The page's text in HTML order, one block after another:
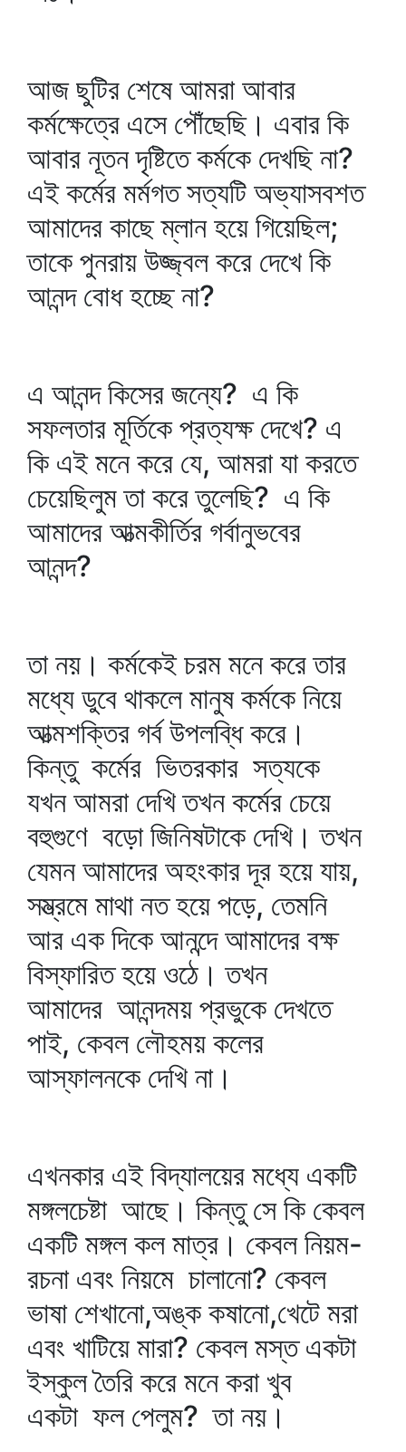
আজ ছুটির শেষে আমরা আবার
কর্মক্ষেত্রে এসে পৌঁছেছি। এবার কি
আবার নূতন দৃষ্টিতে কর্মকে দেখছি না?
এই কর্মের মর্মগত সত্যটি অভ্যাসবশত
আমাদের কাছে ম্লান হয়ে গিয়েছিল;
তাকে পুনরায় উজ্জ্বল করে দেখে কি
আনন্দ বোধ হচ্ছে না?
এ আনন্দ কিসের জন্যে? এ কি
সফলতার মূর্তিকে প্রত্যক্ষ দেখে? এ
কি এই মনে করে যে, আমরা যা করতে
চেয়েছিলুম তা করে তুলেছি? এ কি
আমাদের আত্মকীর্তির গর্বানুভবের
আনন্দ?
তা নয়। কর্মকেই চরম মনে করে তার
মধ্যে ডুবে থাকলে মানুষ কর্মকে নিয়ে
আত্মশক্তির গর্ব উপলব্ধি করে।
কিন্তু কর্মের ভিতরকার সত্যকে
যখন আমরা দেখি তখন কর্মের চেয়ে
বহুগুণে বড়ো জিনিষটাকে দেখি। তখন
যেমন আমাদের অহংকার দূর হয়ে যায়,
সম্ভ্রমে মাথা নত হয়ে পড়ে, তেমনি
আর এক দিকে আনন্দে আমাদের বক্ষ
বিস্ফারিত হয়ে ওঠে। তখন
আমাদের আনন্দময় প্রভুকে দেখতে
পাই, কেবল লৌহময় কলের
আস্ফালনকে দেখি না।
এখনকার এই বিদ্যালয়ের মধ্যে একটি
মঙ্গলচেষ্টা আছে। কিন্তু সে কি কেবল
একটি মঙ্গল কল মাত্র। কেবল নিয়ম-
রচনা এবং নিয়মে চালানো? কেবল
ভাষা শেখানো,অঙ্ক কষানো,খেটে মরা
এবং খাটিয়ে মারা? কেবল মস্ত একটা
ইস্কুল তৈরি করে মনে করা খুব
একটা ফল পেলুম? তা নয়।